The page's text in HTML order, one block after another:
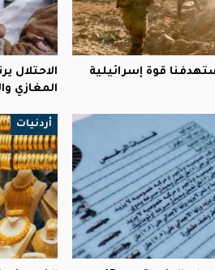
قوة إسرائيلية
الاحتلال
المغازي
أردنيات